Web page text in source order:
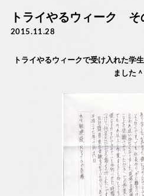
トライやるウィーク そ
2015.11.28
トライやるウィークで受け入れた学
ました